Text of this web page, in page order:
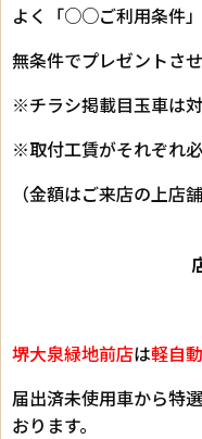
よく「○○ご利用条件
無条件でプレゼントさせ
※チラシ掲載目玉車は対
※取付工賃がそれぞれ必
（金額はご来店の上店
堺大泉緑地前店は軽自
届出済未使用車から特
おります。